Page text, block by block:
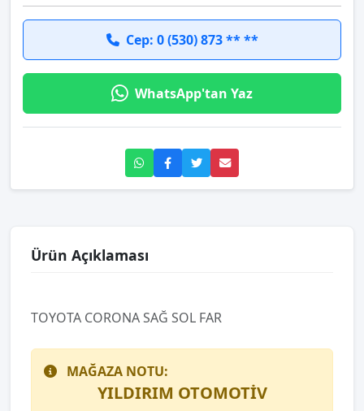
Cep: 0 (530) 873 ** **
WhatsApp'tan Yaz
Ürün Açıklaması
TOYOTA CORONA SAĞ SOL FAR
MAĞAZA NOTU:
YILDIRIM OTOMOTİV